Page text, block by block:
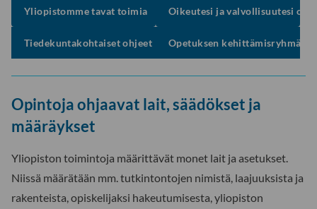
Yliopistomme tavat toimia Oikeutesi ja valvollisuutesi
Tiedekuntakohtaiset ohjeet Opetuksen kehittämisryhmä
Opintoja ohjaavat lait, säädökset ja
määräykset
Yliopiston toimintoja määrittävät monet lait ja asetukset.
Niissä määrätään mm. tutkintontojen nimistä, laajuuksista ja
rakenteista, opiskelijaksi hakeutumisesta, yliopiston